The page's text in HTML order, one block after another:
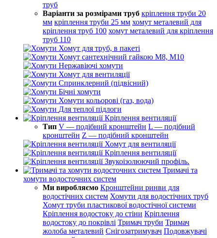
труб
Варіанти за розмірами труб кріплення труби 20
мм кріплення труби 25 мм хомут металевий для
кріплення труб 100 хомут металевий для кріплення
труб 110
Хомут для труб, в пакеті
Хомут сантехнічний гайкою М8, М10
Нержавіючі хомути
Хомут для вентиляції
Спринклерний (підвісний)
Бічні хомути
Хомути кольорові (газ, вода)
Для теплої підлоги
Кріплення вентиляції
Тип V — подібний кронштейн L — подібний
кронштейн Z — подібний кронштейн
Хомут для вентиляції
Кріплення вентиляції
Звукоізолюючий профіль.
Тримачі та
хомути водосточних систем
Ми виробляємо Кронштейни ринви для
водостічних систем Хомути для водостічних труб
Хомут труби пластикової водостічної системи
Кріплення водостоку до стіни Кріплення
водостоку до покрівлі Тримач труби Тримач
жолоба металевий Снігозатримувач Подовжувачі